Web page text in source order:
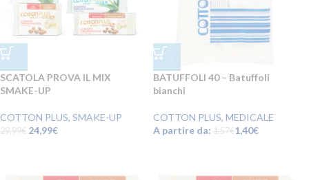
SCATOLA PROVA IL MIX
SMAKE-UP
COTTON PLUS, SMAKE-UP
29,99€ 24,99€
BATUFFOLI 40 – Batuffoli
bianchi
COTTON PLUS, MEDICALE
A partire da: 1,57€1,40€